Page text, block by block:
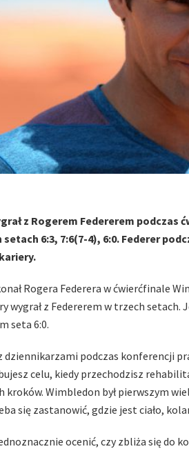
z Rogerem Federerem
6:3, 7:6(7-4), 6:0. Federer
Rogera Federera w ćwierćfinale
wygrał z Federerem w trzech
seta 6:0.
dziennikarzami podczas konferencji
celu, kiedy przechodzisz
kroków. Wimbledon był pierwszym
się zastanowić, gdzie jest ciało,
ocenić, czy zbliża się do